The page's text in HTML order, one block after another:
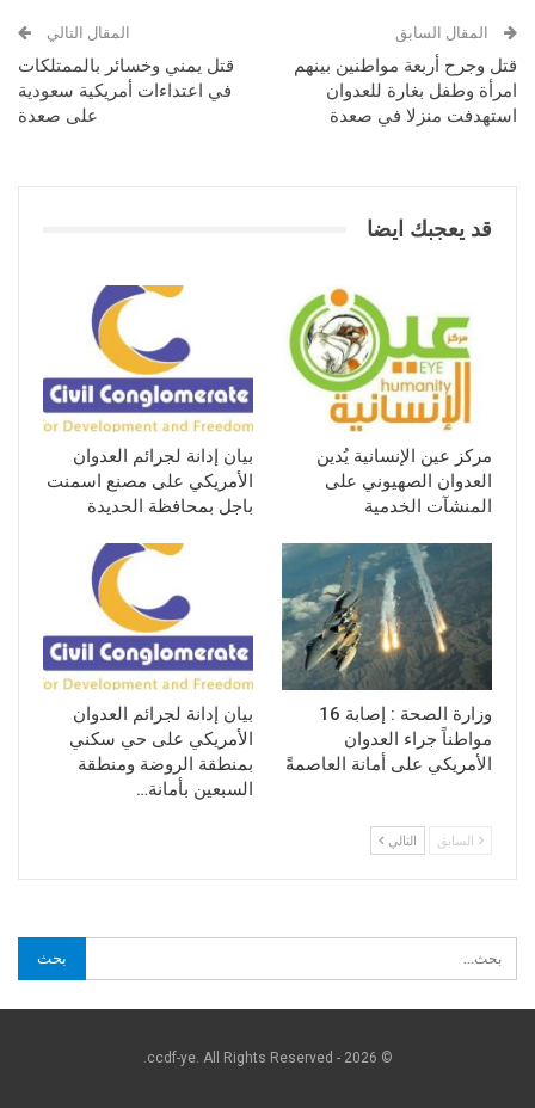
المقال السابق
قتل وجرح أربعة مواطنين بينهم
امرأة وطفل بغارة للعدوان
استهدفت منزلا في صعدة
المقال التالي
قتل يمني وخسائر بالممتلكات
في اعتداءات أمريكية سعودية
على صعدة
قد يعجبك ايضا
مركز عين الإنسانية يُدين
العدوان الصهيوني على
المنشآت الخدمية
بيان إدانة لجرائم العدوان
الأمريكي على مصنع اسمنت
باجل بمحافظة الحديدة
وزارة الصحة : إصابة 16
مواطناً جراء العدوان
الأمريكي على أمانة العاصمةً
بيان إدانة لجرائم العدوان
الأمريكي على حي سكني
بمنطقة الروضة ومنطقة
السبعين بأمانة…
السابق التالي
© 2026 - ccdf-ye. All Rights Reserved.